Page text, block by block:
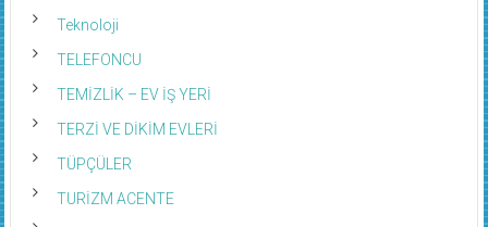
Teknoloji
TELEFONCU
TEMİZLİK – EV İŞ YERİ
TERZİ VE DİKİM EVLERİ
TÜPÇÜLER
TURİZM ACENTE